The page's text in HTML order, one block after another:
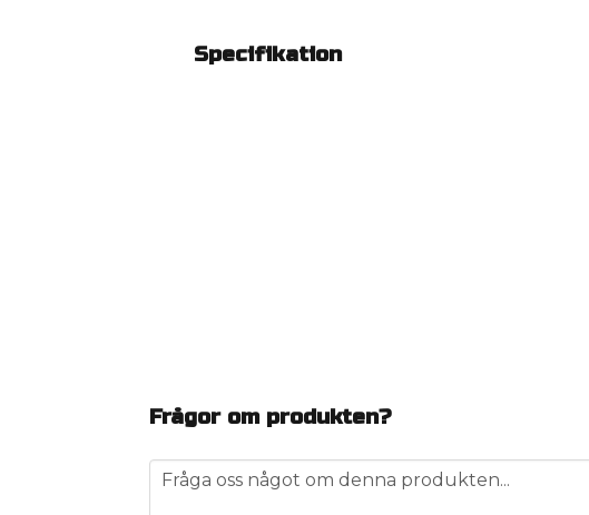
Specifikation
Frågor om produkten?
question
Fråga oss något om denna produkten...